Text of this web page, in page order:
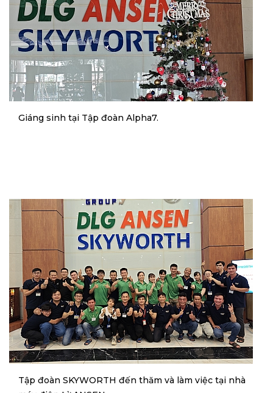
Giáng sinh tại Tập đoàn Alpha7.
Tập đoàn SKYWORTH đến thăm và làm việc tại nhà